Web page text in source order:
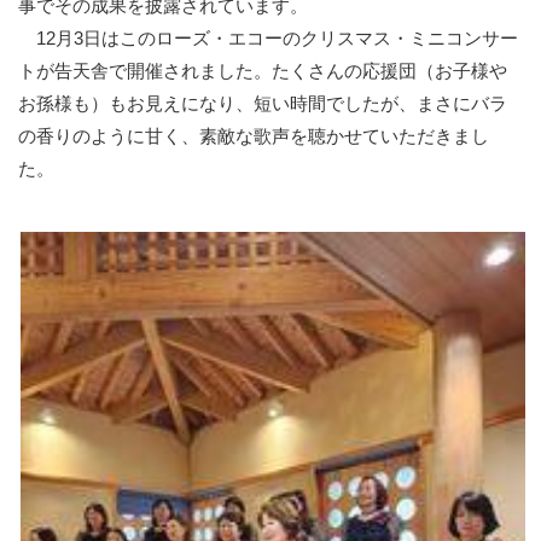
事でその成果を披露されています。
12月3日はこのローズ・エコーのクリスマス・ミニコンサー
トが告天舎で開催されました。たくさんの応援団（お子様や
お孫様も）もお見えになり、短い時間でしたが、まさにバラ
の香りのように甘く、素敵な歌声を聴かせていただきまし
た。